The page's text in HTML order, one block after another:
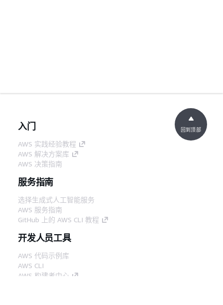
入门
AWS 实践经验教程
AWS 解决方案库
AWS 决策指南
服务指南
选择生成式人工智能服务
AWS 服务指南
GitHub 上的 AWS CLI 教程
开发人员工具
AWS 代码示例库
AWS CLI
AWS 构建者中心
回到顶部